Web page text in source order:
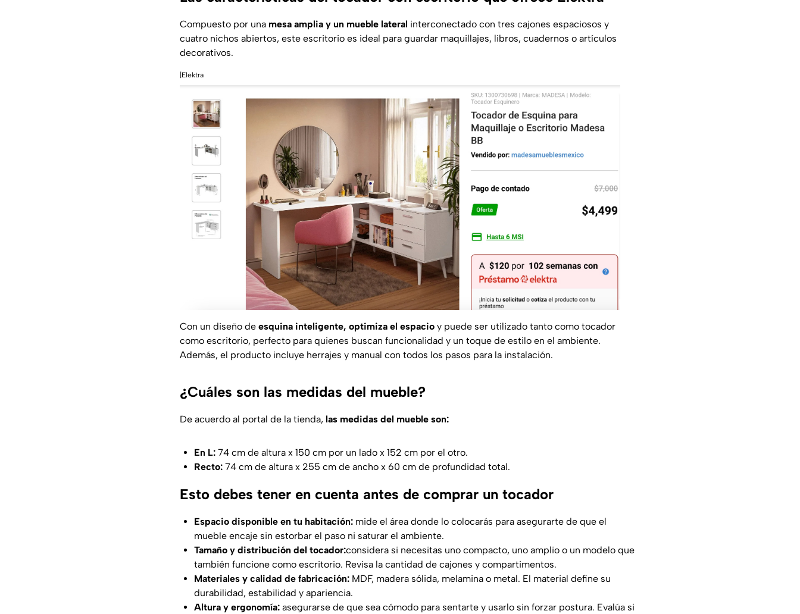
Compuesto por una mesa amplia y un mueble lateral interconectado con tres cajones espaciosos y
cuatro nichos abiertos, este escritorio es ideal para guardar maquillajes, libros, cuadernos o artículos
decorativos.
|Elektra
Con un diseño de esquina inteligente, optimiza el espacio y puede ser utilizado tanto como tocador
como escritorio, perfecto para quienes buscan funcionalidad y un toque de estilo en el ambiente.
Además, el producto incluye herrajes y manual con todos los pasos para la instalación.
¿Cuáles son las medidas del mueble?
De acuerdo al portal de la tienda, las medidas del mueble son:
En L: 74 cm de altura x 150 cm por un lado x 152 cm por el otro.
Recto: 74 cm de altura x 255 cm de ancho x 60 cm de profundidad total.
Esto debes tener en cuenta antes de comprar un tocador
Espacio disponible en tu habitación: mide el área donde lo colocarás para asegurarte de que el
mueble encaje sin estorbar el paso ni saturar el ambiente.
Tamaño y distribución del tocador:considera si necesitas uno compacto, uno amplio o un modelo que
también funcione como escritorio. Revisa la cantidad de cajones y compartimentos.
Materiales y calidad de fabricación: MDF, madera sólida, melamina o metal. El material define su
durabilidad, estabilidad y apariencia.
Altura y ergonomía: asegurarse de que sea cómodo para sentarte y usarlo sin forzar postura. Evalúa si